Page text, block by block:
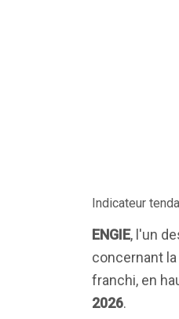
Indicateur
ENGIE, l'un
concernant
franchi, en
2026.